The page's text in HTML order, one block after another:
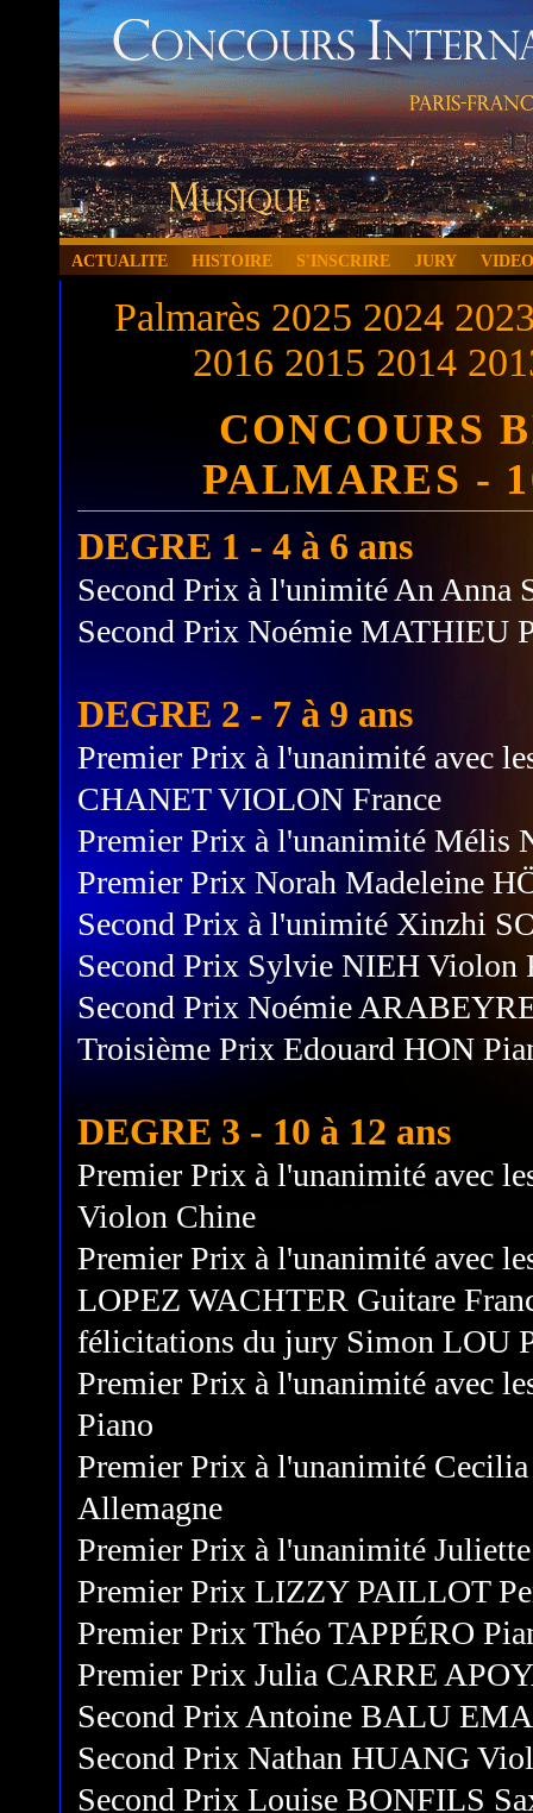
ACTUALITE HISTOIRE S'INSCRIRE JURY
Palmarès 2025 2024
2016 2015 2014
CONCOURS
PALMARES -
DEGRE 1 - 4 à 6 ans
Second Prix à l'unimité An Anna
Second Prix Noémie MATHIEU
DEGRE 2 - 7 à 9 ans
Premier Prix à l'unanimité avec
CHANET VIOLON France
Premier Prix à l'unanimité Mélis
Premier Prix Norah Madeleine
Second Prix à l'unimité Xinzhi
Second Prix Sylvie NIEH Violon
Second Prix Noémie
Troisième Prix Edouard HON
DEGRE 3 - 10 à 12 ans
Premier Prix à l'unanimité avec
Violon Chine
Premier Prix à l'unanimité avec
LOPEZ WACHTER Guitare
félicitations du jury Simon LOU
Premier Prix à l'unanimité avec
Piano
Premier Prix à l'unanimité
Allemagne
Premier Prix à l'unanimité
Premier Prix LIZZY PAILLOT
Premier Prix Théo TAPPÉRO
Premier Prix Julia CARRE
Second Prix Antoine BALU
Second Prix Nathan HUANG
Second Prix Louise BONFILS